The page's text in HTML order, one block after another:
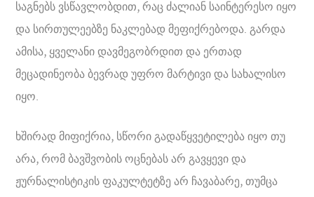
საგნებს ვსწავლობდით, რაც ძალიან საინტერესო იყო
და სირთულეებზე ნაკლებად მეფიქრებოდა. გარდა
ამისა, ყველანი დავმეგობრდით და ერთად
მეცადინეობა ბევრად უფრო მარტივი და სახალისო
იყო.
ხშირად მიფიქრია, სწორი გადაწყვეტილება იყო თუ
არა, რომ ბავშვობის ოცნებას არ გავყევი და
ჟურნალისტიკის ფაკულტეტზე არ ჩავაბარე, თუმცა